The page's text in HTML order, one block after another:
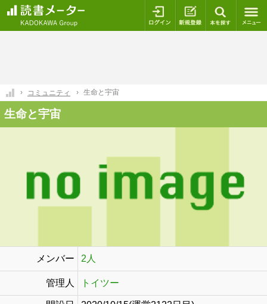
ログイン 新規登録
コミュニティ 生命と宇宙
生命と宇宙
メンバー 2人
管理人 トイツー